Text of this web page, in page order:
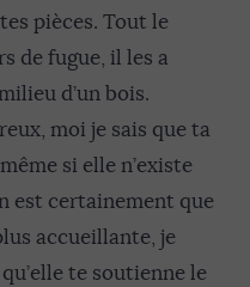
pièces. Tout le
de fugue, il les a
d’un bois.
moi je sais que ta
si elle n’existe
est certainement que
accueillante, je
te soutienne le